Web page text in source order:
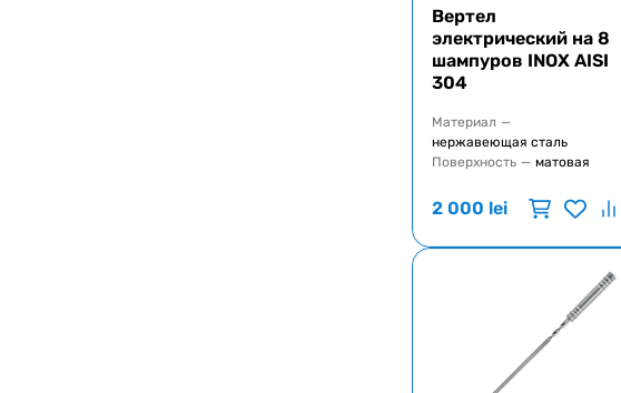
Вертел
электрический на 8
шампуров INOX AISI
304
Материал —
нержавеющая сталь
Поверхность — матовая
2 000 lei